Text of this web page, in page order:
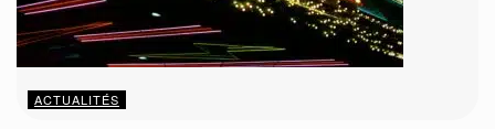
ACTUALITÉS